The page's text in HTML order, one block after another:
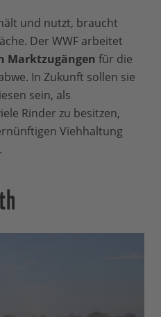
und nutzt, braucht
Der WWF arbeitet
Marktzugängen für die
In Zukunft sollen sie
sein, als
Rinder zu besitzen,
Viehhaltung